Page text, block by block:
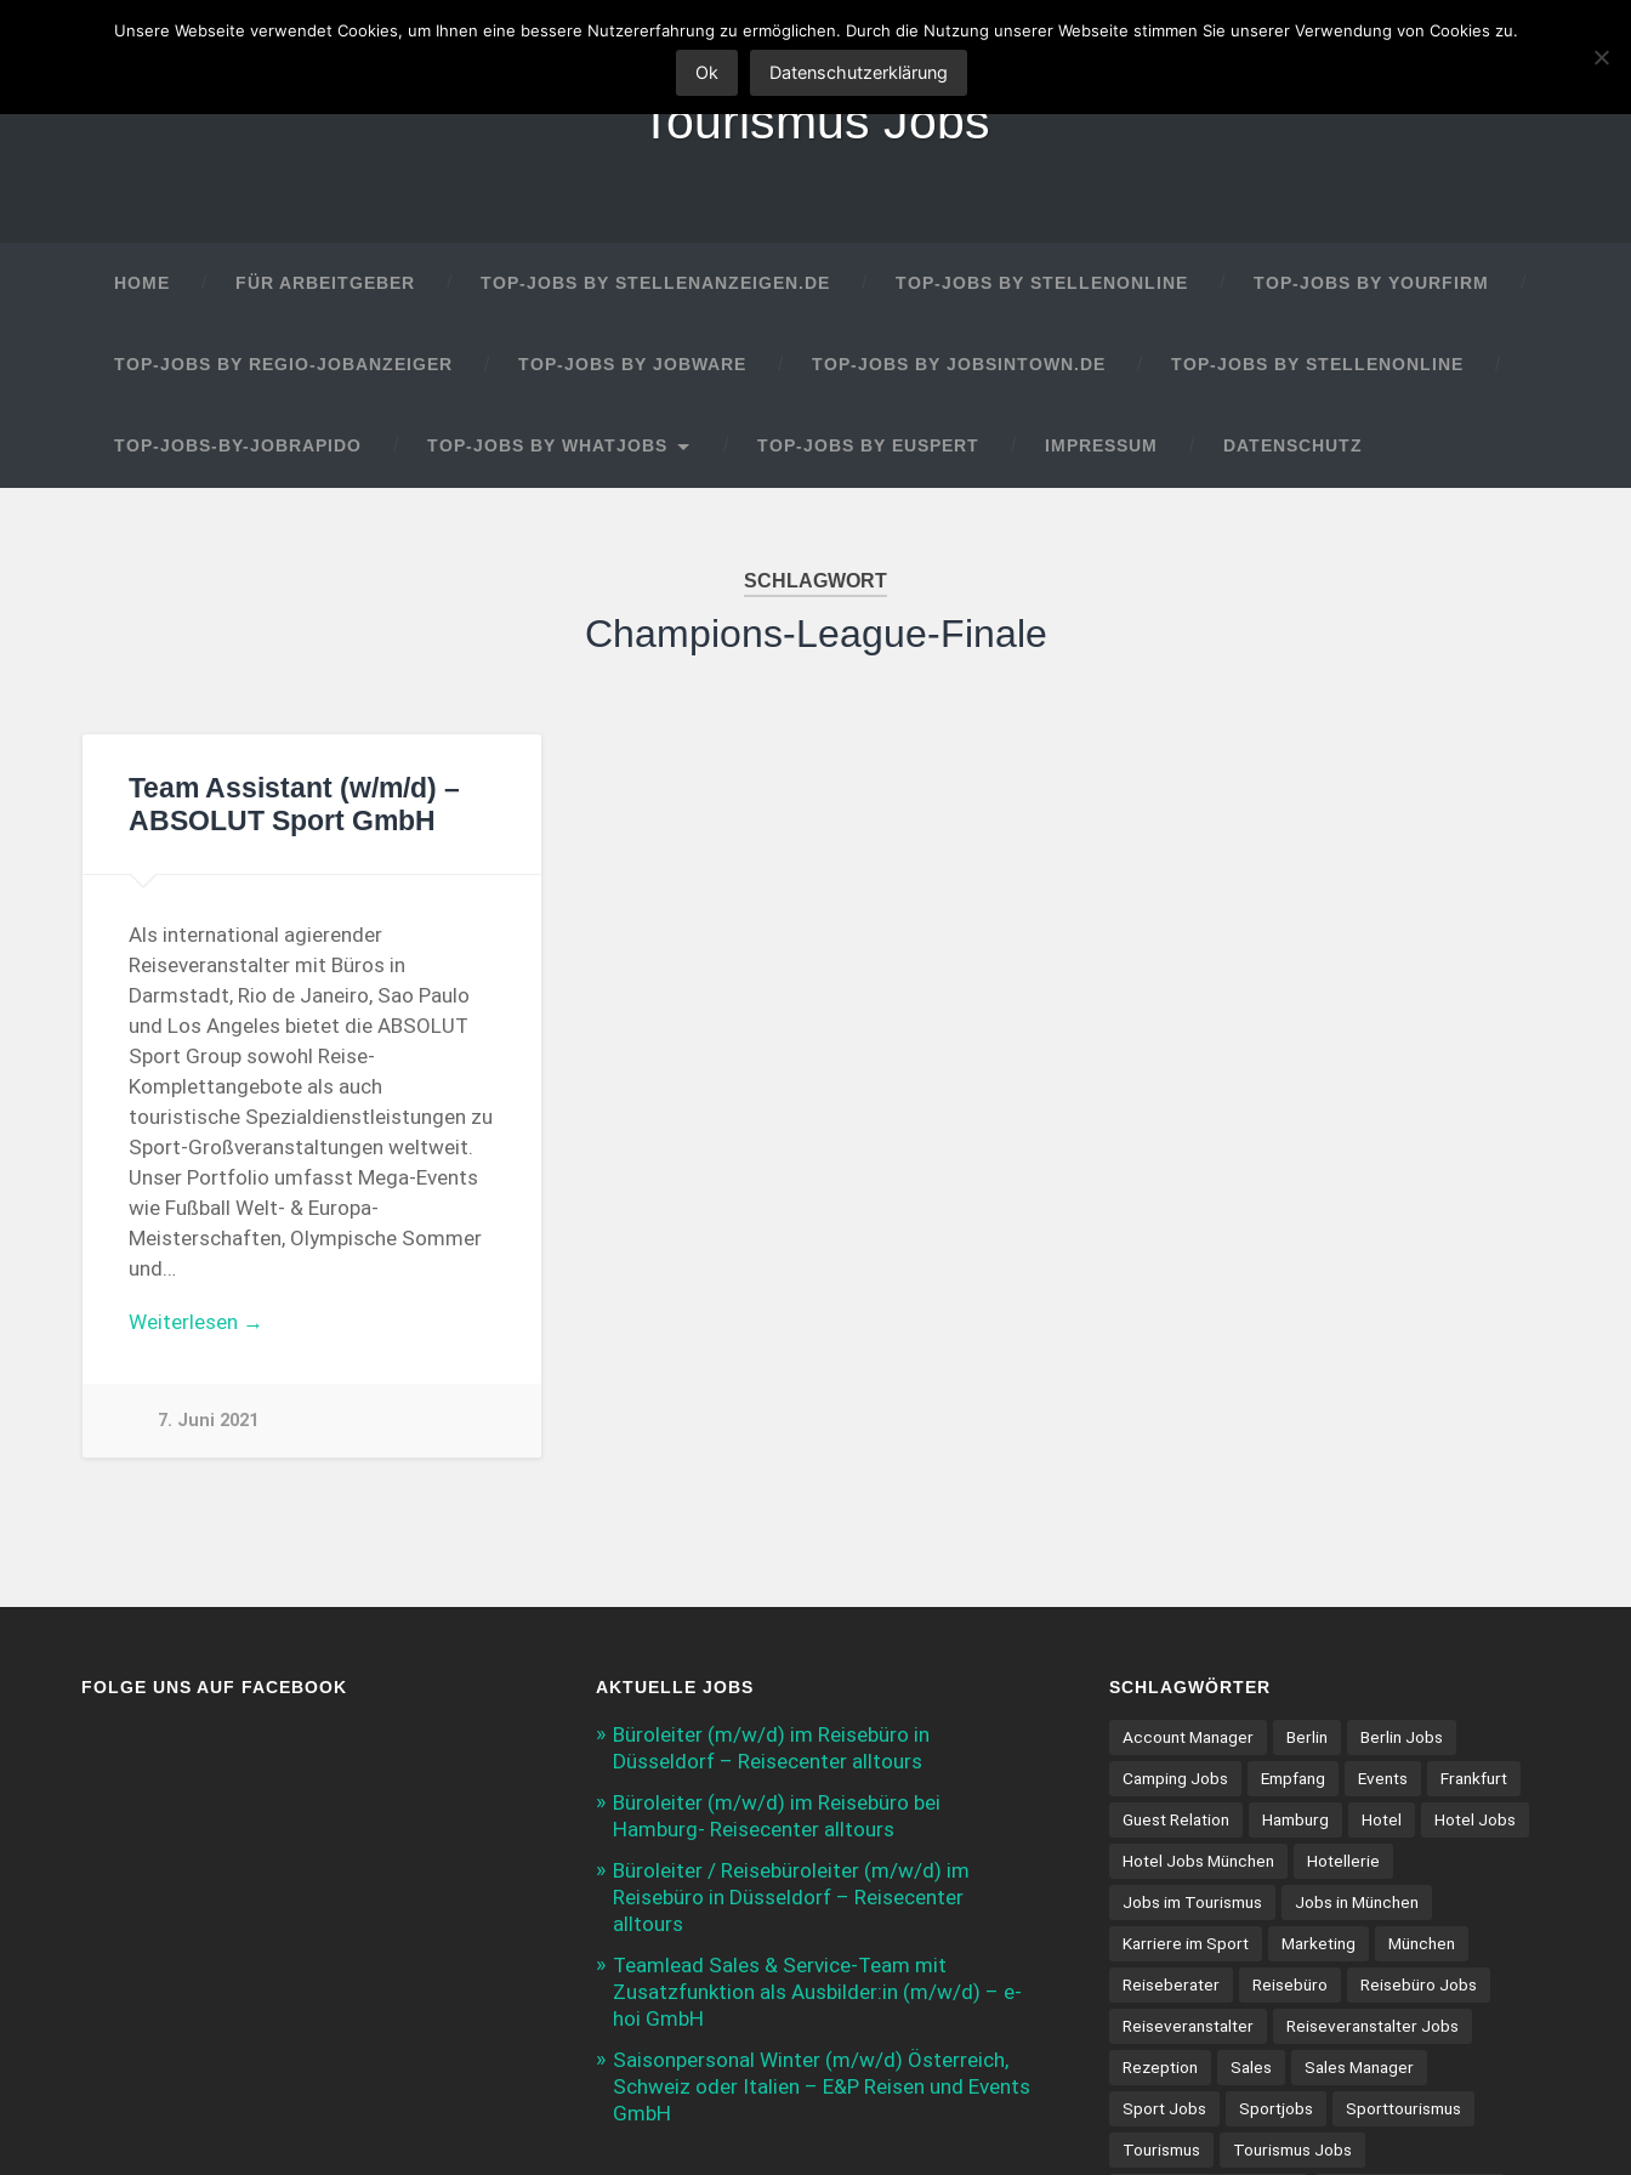
Tourismus Jobs
HOME FÜR ARBEITGEBER TOP-JOBS BY STELLENANZEIGEN.DE TOP-JOBS BY STELLENONLINE TOP-JOBS BY YOURFIRM
TOP-JOBS BY REGIO-JOBANZEIGER TOP-JOBS BY JOBWARE TOP-JOBS BY JOBSINTOWN.DE TOP-JOBS BY STELLENONLINE
TOP-JOBS-BY-JOBRAPIDO TOP-JOBS BY WHATJOBS TOP-JOBS BY EUSPERT IMPRESSUM DATENSCHUTZ
SCHLAGWORT
Champions-League-Finale
Team Assistant (w/m/d) –
ABSOLUT Sport GmbH
Als international agierender
Reiseveranstalter mit Büros in
Darmstadt, Rio de Janeiro, Sao Paulo
und Los Angeles bietet die ABSOLUT
Sport Group sowohl Reise-
Komplettangebote als auch
touristische Spezialdienstleistungen zu
Sport-Großveranstaltungen weltweit.
Unser Portfolio umfasst Mega-Events
wie Fußball Welt- & Europa-
Meisterschaften, Olympische Sommer
und…
Weiterlesen →
7. Juni 2021
FOLGE UNS AUF FACEBOOK AKTUELLE JOBS
Büroleiter (m/w/d) im Reisebüro in
Düsseldorf – Reisecenter alltours
Büroleiter (m/w/d) im Reisebüro bei
Hamburg- Reisecenter alltours
Büroleiter / Reisebüroleiter (m/w/d) im
Reisebüro in Düsseldorf – Reisecenter
alltours
Teamlead Sales & Service-Team mit
Zusatzfunktion als Ausbilder:in (m/w/d) – e-
hoi GmbH
Saisonpersonal Winter (m/w/d) Österreich,
Schweiz oder Italien – E&P Reisen und Events
GmbH
SCHLAGWÖRTER
Account Manager Berlin Berlin Jobs
Camping Jobs Empfang Events Frankfurt
Guest Relation Hamburg Hotel Hotel Jobs
Hotel Jobs München Hotellerie
Jobs im Tourismus Jobs in München
Karriere im Sport Marketing München
Reiseberater Reisebüro Reisebüro Jobs
Reiseveranstalter Reiseveranstalter Jobs
Rezeption Sales Sales Manager
Sport Jobs Sportjobs Sporttourismus
Tourismus Tourismus Jobs
Unsere Webseite verwendet Cookies, um Ihnen eine bessere Nutzererfahrung zu ermöglichen. Durch die Nutzung unserer Webseite stimmen Sie unserer Verwendung von Cookies zu.
Ok Datenschutzerklärung